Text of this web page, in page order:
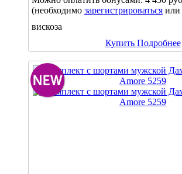
(необходимо зарегистрироваться или
вискоза
Купить Подробнее